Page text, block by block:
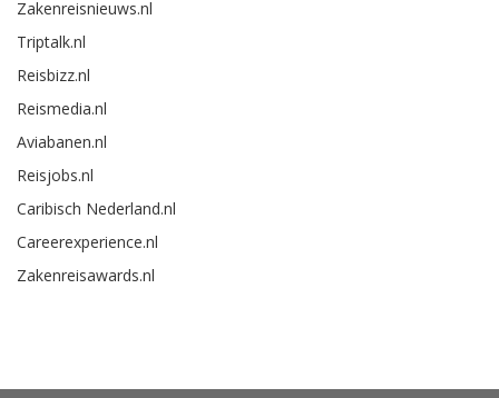
Zakenreisnieuws.nl
Triptalk.nl
Reisbizz.nl
Reismedia.nl
Aviabanen.nl
Reisjobs.nl
Caribisch Nederland.nl
Careerexperience.nl
Zakenreisawards.nl